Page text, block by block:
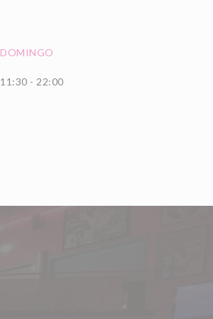
DOMINGO
11:30 - 22:00